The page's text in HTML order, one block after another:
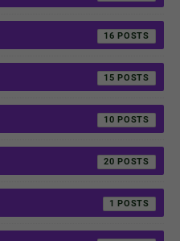
16
15
10
20
1